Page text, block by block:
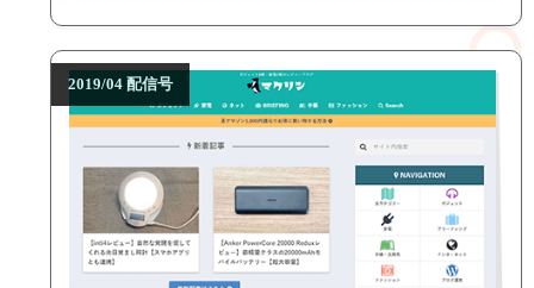
2019/04 配信号